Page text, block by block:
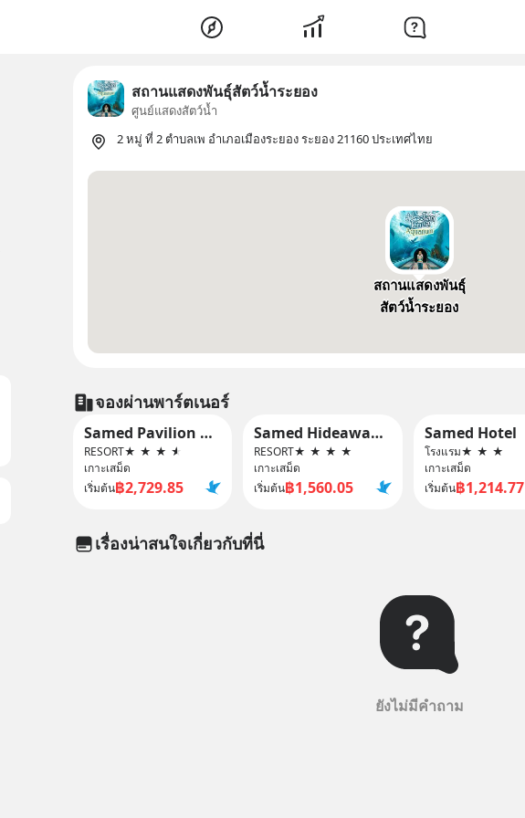
สถานแสดงพันธุ์สัตว์น้ำระยอง
ศูนย์แสดงสัตว์น้ำ
2 หมู่ ที่ 2 ตำบลเพ อำเภอเมืองระยอง ระยอง 21160 ประเทศไทย
สถานแสดงพันธุ์
สัตว์น้ำระยอง
จองผ่านพาร์ตเนอร์
Samed Pavilion Resort
RESORT★ ★ ★ ★
เกาะเสม็ด
เริ่มต้น฿2,729.85
Samed Hideaway Resort
RESORT★ ★ ★ ★
เกาะเสม็ด
เริ่มต้น฿1,560.05
Samed Hotel
โรงแรม★ ★ ★
เกาะเสม็ด
เริ่มต้น฿1,214.77
เรื่องน่าสนใจเกี่ยวกับที่นี่
ยังไม่มีคำถาม